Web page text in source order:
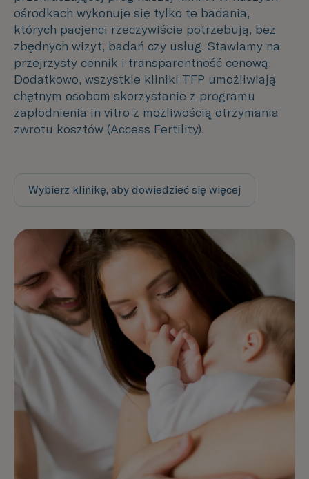
ośrodkach wykonuje się tylko te badania,
których pacjenci rzeczywiście potrzebują, bez
zbędnych wizyt, badań czy usług. Stawiamy na
przejrzysty cennik i transparentność cenową.
Dodatkowo, wszystkie kliniki TFP umożliwiają
chętnym osobom skorzystanie z programu
zapłodnienia in vitro z możliwością̨ otrzymania
zwrotu kosztów (Access Fertility).
Wybierz klinikę, aby dowiedzieć się więcej